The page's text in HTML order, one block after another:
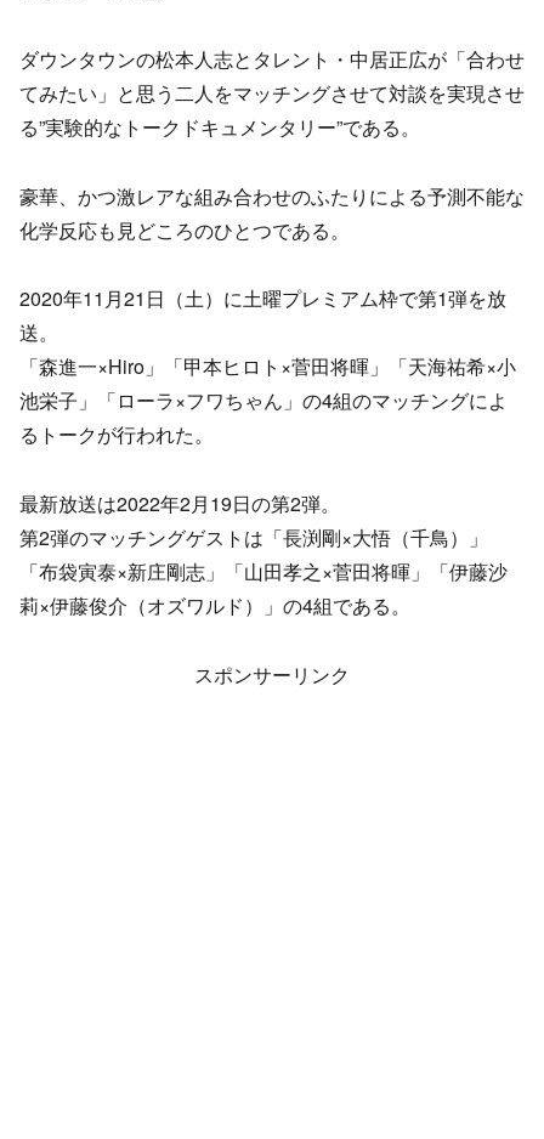
ダウンタウンの松本人志とタレント・中居正広が「合わせ
てみたい」と思う二人をマッチングさせて対談を実現させ
る”実験的なトークドキュメンタリー”である。
豪華、かつ激レアな組み合わせのふたりによる予測不能な
化学反応も見どころのひとつである。
2020年11月21日（土）に土曜プレミアム枠で第1弾を放
送。
「森進一×Hiro」「甲本ヒロト×菅田将暉」「天海祐希×小
池栄子」「ローラ×フワちゃん」の4組のマッチングによ
るトークが行われた。
最新放送は2022年2月19日の第2弾。
第2弾のマッチングゲストは「長渕剛×大悟（千鳥）」
「布袋寅泰×新庄剛志」「山田孝之×菅田将暉」「伊藤沙
莉×伊藤俊介（オズワルド）」の4組である。
スポンサーリンク